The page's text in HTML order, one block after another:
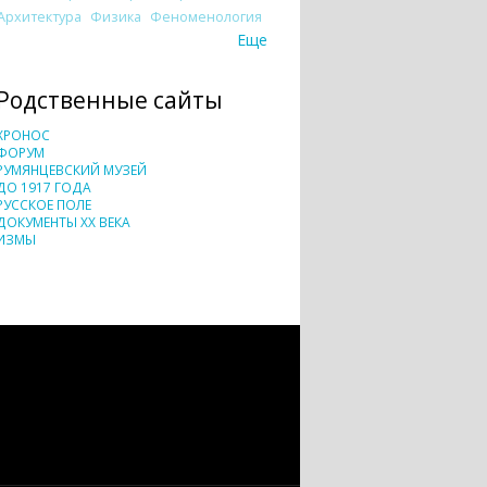
Физика Феноменология
Еще
сайты
МУЗЕЙ
1917 ГОДА
ПОЛЕ
XX ВЕКА